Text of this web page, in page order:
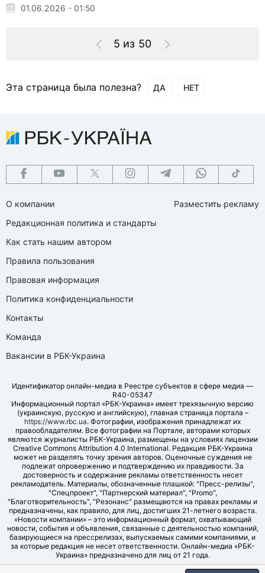
01.06.2026 - 01:50
5 из 50
Эта страница была полезна? ДА НЕТ
О компании
Редакционная политика и стандарты
Как стать нашим автором
Правила пользования
Правовая информация
Политика конфиденциальности
Контакты
Команда
Вакансии в РБК-Украина
Разместить рекламу
Идентификатор онлайн-медиа в Реестре субъектов в сфере медиа —
R40-05347
Информационный портал «РБК-Украина» имеет трехязычную версию
(украинскую, русскую и английскую), главная страница портала –
https://www.rbc.ua. Фотографии, изображения принадлежат их
правообладателям. Все фотографии на Портале, авторами которых
являются журналисты РБК-Украина, размещены на условиях лицензии
Creative Commons Attribution 4.0 International. Редакция РБК-Украина
может не разделять точку зрения авторов. Оценочные суждения не
подлежат опровержению и подтверждению их правдивости. За
достоверность и содержание рекламы ответственность несет
рекламодатель. Материалы, обозначенные плашкой: "Пресс-релизы",
"Спецпроект", "Партнерский материал", "Promo",
"Благотворительность", "Резонанс" размещаются на правах рекламы и
предназначены, как правило, для лиц, достигших 21-летнего возраста.
«Новости компании» – это информационный формат, охватывающий
новости, события и объявления, связанные с деятельностью компаний,
базирующиеся на прессрелизах, выпускаемых самими компаниями, и
за которые редакция не несет ответственности. Онлайн-медиа «РБК-
Украина» предназначено для лиц от 21 года.